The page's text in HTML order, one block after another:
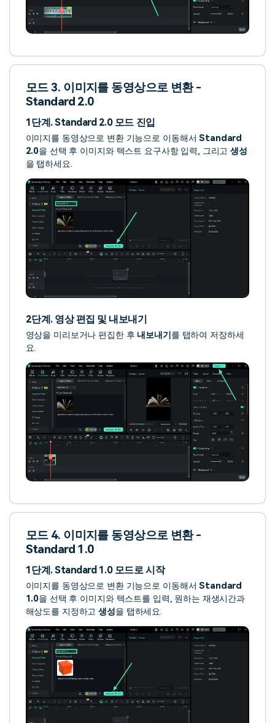
모드 3. 이미지를 동영상으로 변환 -
Standard 2.0
1단계. Standard 2.0 모드 진입
이미지를 동영상으로 변환 기능으로 이동해서Standard
2.0을 선택 후 이미지와 텍스트 요구사항 입력, 그리고생성
을 탭하세요.
2단계. 영상 편집 및 내보내기
영상을 미리보거나 편집한 후 내보내기 를 탭하여 저장하세
요.
모드 4. 이미지를 동영상으로 변환 -
Standard 1.0
1단계. Standard 1.0 모드로 시작
이미지를 동영상으로 변환 기능으로 이동해서Standard
1.0을 선택 후 이미지와 텍스트를 입력, 원하는 재생시간과
해상도를 지정하고생성을 탭하세요.